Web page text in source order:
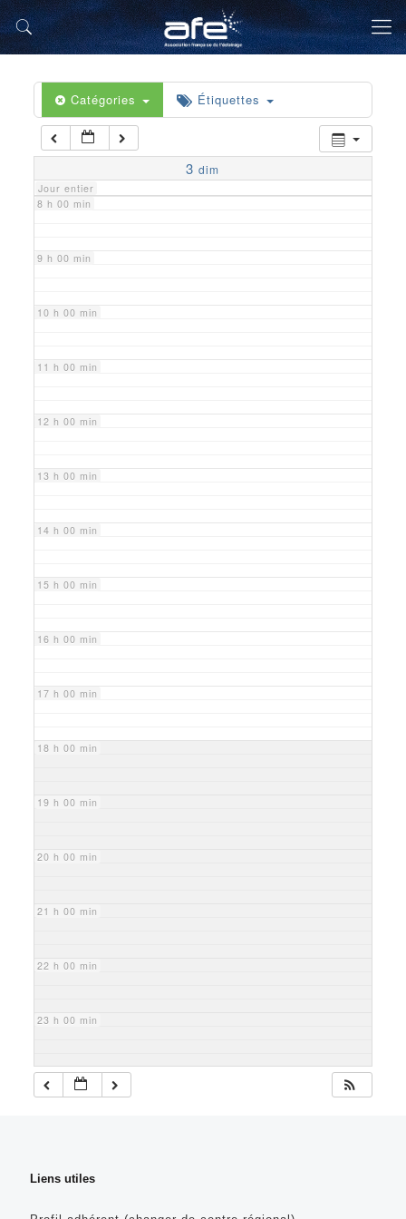
Catégories Étiquettes
3 dim
Jour entier
5 h 00 min
6 h 00 min
7 h 00 min
8 h 00 min
9 h 00 min
10 h 00 min
11 h 00 min
12 h 00 min
13 h 00 min
14 h 00 min
15 h 00 min
16 h 00 min
17 h 00 min
18 h 00 min
19 h 00 min
20 h 00 min
21 h 00 min
22 h 00 min
23 h 00 min
Liens utiles